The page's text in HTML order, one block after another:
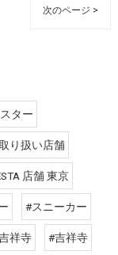
次のページ >
ター
り扱い店舗
店舗 東京
#スニーカー
祥寺 #吉祥寺